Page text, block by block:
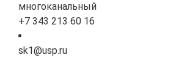
многоканальный
+7 343 213 60 16
sk1@usp.ru